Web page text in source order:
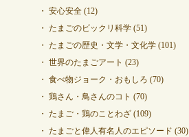
安心安全(12)
たまごのビックリ科学(51)
たまごの歴史・文学・文化学(101)
世界のたまごアート (23)
食べ物ジョーク・おもしろ (70)
鶏さん・鳥さんのコト (70)
たまご・鶏のことわざ(109)
たまごと偉人有名人のエピソード (30)